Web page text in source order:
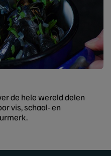
de hele wereld delen
vis, schaal- en